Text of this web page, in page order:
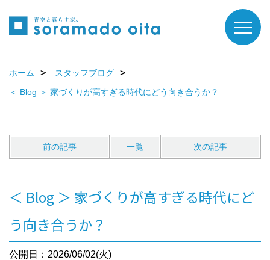
ホーム
スタッフブログ
＜ Blog ＞ 家づくりが高すぎる時代にどう向き合うか？
前の記事 一覧 次の記事
＜ Blog ＞ 家づくりが高すぎる時代にど
う向き合うか？
公開日：2026/06/02(火)